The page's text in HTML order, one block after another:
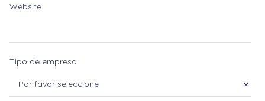
Website
Tipo de empresa